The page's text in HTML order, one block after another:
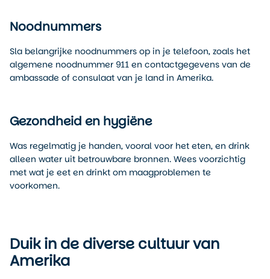
Noodnummers
Sla belangrijke noodnummers op in je telefoon, zoals het
algemene noodnummer 911 en contactgegevens van de
ambassade of consulaat van je land in Amerika.
Gezondheid en hygiëne
Was regelmatig je handen, vooral voor het eten, en drink
alleen water uit betrouwbare bronnen. Wees voorzichtig
met wat je eet en drinkt om maagproblemen te
voorkomen.
Duik in de diverse cultuur van
Amerika